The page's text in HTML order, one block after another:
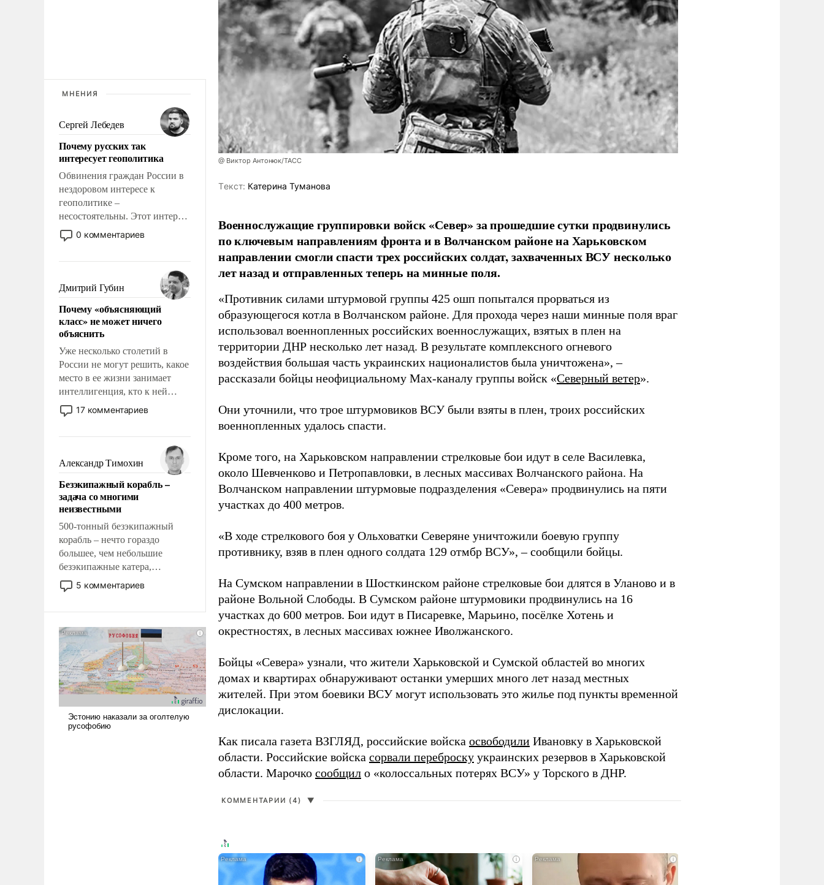
МНЕНИЯ
Сергей Лебедев
Почему русских так
интересует геополитика
Обвинения граждан России в
нездоровом интересе к
геополитике –
несостоятельны. Этот интерес
рационален и прагматичен. Он
обусловлен тысячелетним
фундаментальным знанием,
что мировая политика имеет
свойство заявляться на порог
нашего дома.
0 комментариев
Дмитрий Губин
Почему «объясняющий
класс» не может ничего
объяснить
Уже несколько столетий в
России не могут решить, какое
место в ее жизни занимает
интеллигенция, кто к ней
принадлежит, а кого из нее
исключили с правом
чем она отличается от просто
образованных людей. Иногда
казалось, что эти вопросы
решены раз и навсегда, но –
нет, не решены.
17 комментариев
Александр Тимохин
Безэкипажный корабль –
задача со многими
неизвестными
500-тонный безэкипажный
корабль – нечто гораздо
большее, чем небольшие
безэкипажные катера,
применение которых уже
стало обыденностью. Задача по
и ее реализация радикально
поднимет наши боевые
возможности.
5 комментариев
@ Виктор Антонюк/ТАСС
Tекст: Катерина Туманова
Военнослужащие группировки войск «Север» за прошедшие сутки продвинулись
по ключевым направлениям фронта и в Волчанском районе на Харьковском
направлении смогли спасти трех российских солдат, захваченных ВСУ несколько
лет назад и отправленных теперь на минные поля.
«Противник силами штурмовой группы 425 ошп попытался прорваться из
образующегося котла в Волчанском районе. Для прохода через наши минные поля враг
использовал военнопленных российских военнослужащих, взятых в плен на
территории ДНР несколько лет назад. В результате комплексного огневого
воздействия большая часть украинских националистов была уничтожена», –
рассказали бойцы неофициальному Max-каналу группы войск «Северный ветер».
Они уточнили, что трое штурмовиков ВСУ были взяты в плен, троих российских
военнопленных удалось спасти.
Кроме того, на Харьковском направлении стрелковые бои идут в селе Василевка,
около Шевченково и Петропавловки, в лесных массивах Волчанского района. На
Волчанском направлении штурмовые подразделения «Севера» продвинулись на пяти
участках до 400 метров.
«В ходе стрелкового боя у Ольховатки Северяне уничтожили боевую группу
противнику, взяв в плен одного солдата 129 отмбр ВСУ», – сообщили бойцы.
На Сумском направлении в Шосткинском районе стрелковые бои длятся в Уланово и в
районе Вольной Слободы. В Сумском районе штурмовики продвинулись на 16
участках до 600 метров. Бои идут в Писаревке, Марьино, посёлке Хотень и
окрестностях, в лесных массивах южнее Иволжанского.
Бойцы «Севера» узнали, что жители Харьковской и Сумской областей во многих
домах и квартирах обнаруживают останки умерших много лет назад местных
жителей. При этом боевики ВСУ могут использовать это жилье под пункты временной
дислокации.
Как писала газета ВЗГЛЯД, российские войска освободили Ивановку в Харьковской
области. Российские войска сорвали переброску украинских резервов в Харьковской
области. Марочко сообщил о «колоссальных потерях ВСУ» у Торского в ДНР.
КОММЕНТАРИИ (4) ▼
i i i